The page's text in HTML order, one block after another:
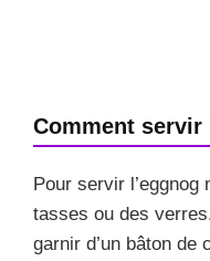
Comment servir
Pour servir
tasses ou des
garnir d’un bâton de